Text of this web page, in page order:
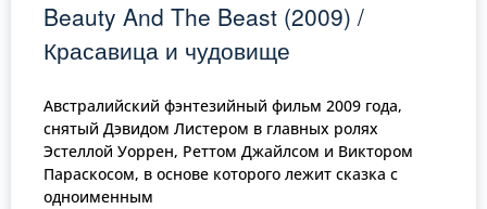
Beauty And The Beast (2009) /
Красавица и чудовище
Австралийский фэнтезийный фильм 2009 года,
снятый Дэвидом Листером в главных ролях
Эстеллой Уоррен, Реттом Джайлсом и Виктором
Параскосом, в основе которого лежит сказка с
одноименным